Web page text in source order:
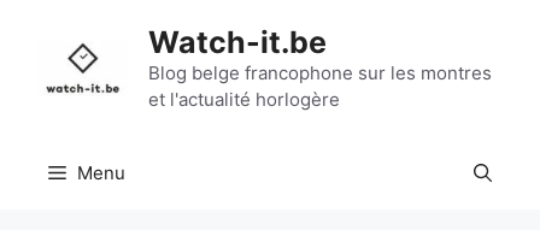
contenu
Watch-it.be
Blog belge francophone sur les montres
et l'actualité horlogère
Menu